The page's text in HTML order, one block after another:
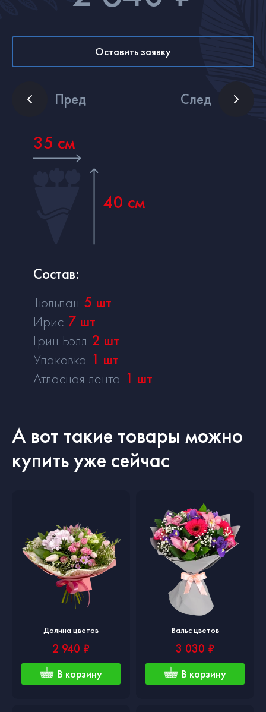
Оставить заявку
Пред След
35 см
40 см
Состав:
Тюльпан 5 шт
Ирис 7 шт
Грин Бэлл 2 шт
Упаковка 1 шт
Атласная лента 1 шт
А вот такие товары можно
купить уже сейчас
Долина цветов
2 940 ₽
В корзину
Вальс цветов
3 030 ₽
В корзину